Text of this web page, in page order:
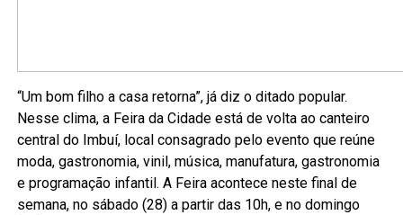
“Um bom filho a casa retorna”, já diz o ditado popular.
Nesse clima, a Feira da Cidade está de volta ao canteiro
central do Imbuí, local consagrado pelo evento que reúne
moda, gastronomia, vinil, música, manufatura, gastronomia
e programação infantil. A Feira acontece neste final de
semana, no sábado (28) a partir das 10h, e no domingo